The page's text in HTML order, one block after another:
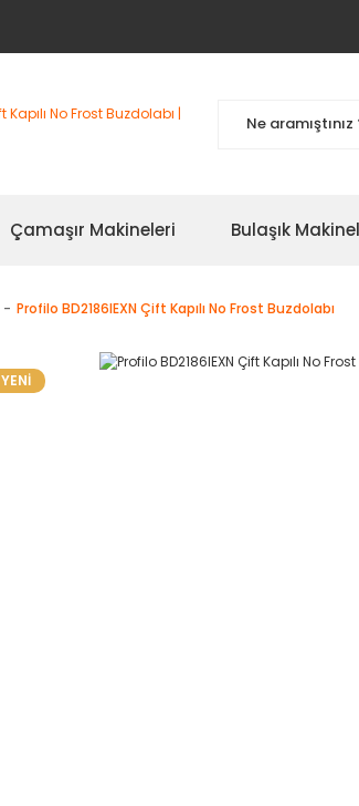
Çamaşır Makineleri Bulaşık
Profilo BD2186IEXN Çift Kapılı No Frost Buzdolabı
YENİ